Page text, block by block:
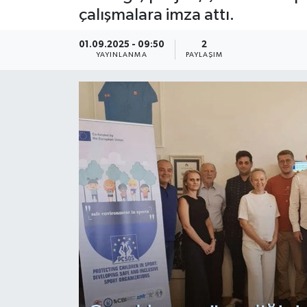
çalışmalara imza attı.
01.09.2025 - 09:50
YAYINLANMA
2
PAYLAŞIM